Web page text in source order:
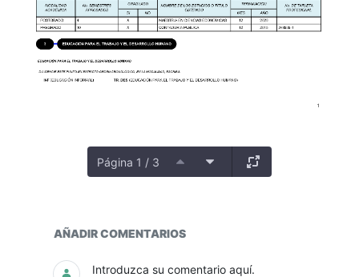
Página 1 / 3
PLANTA
AÑADIR COMENTARIOS
Introduzca su comentario aquí.